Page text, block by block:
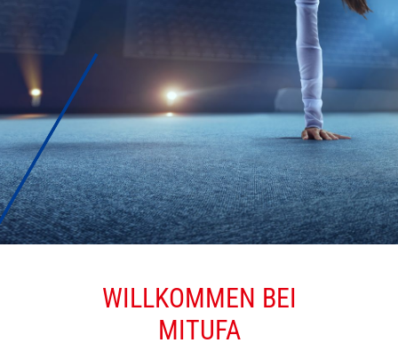
MATTEN
WILLKOMMEN BEI
MITUFA